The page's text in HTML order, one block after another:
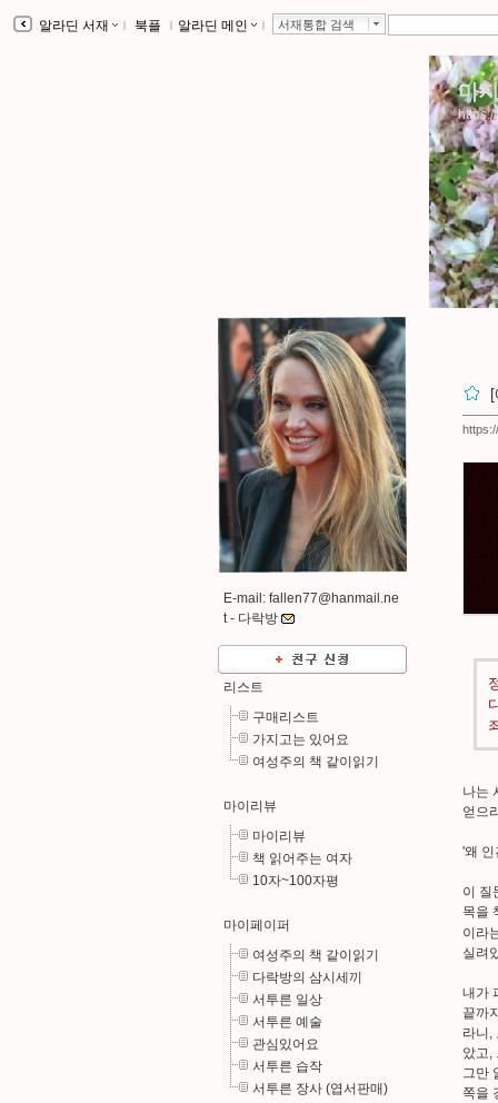
알라딘 서재 ｌ 북플 ｌ 알라딘 메인 ｌ 서재통합 검색
마
나는
얻으
'왜 인
이 질
목을
이라
실려
내가
끝까
라니,
았고,
그만
쪽을
E-mail: fallen77@hanmail.ne
t - 다락방
리스트
구매리스트
가지고는 있어요
여성주의 책 같이읽기
마이리뷰
마이리뷰
책 읽어주는 여자
10자~100자평
마이페이퍼
여성주의 책 같이읽기
다락방의 삼시세끼
서투른 일상
서투른 예술
관심있어요
서투른 습작
서투른 장사 (엽서판매)